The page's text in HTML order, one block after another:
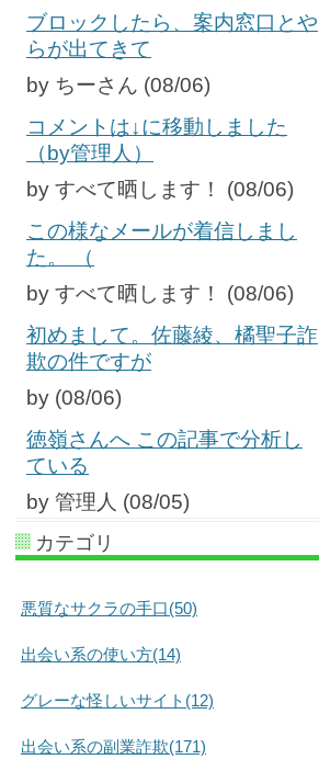
ブロックしたら、案内窓口とや
らが出てきて
by ちーさん (08/06)
コメントは↓に移動しました
（by管理人）
by すべて晒します！ (08/06)
この様なメールが着信しまし
た。 （
by すべて晒します！ (08/06)
初めまして。佐藤綾、橘聖子詐
欺の件ですが
by (08/06)
徳嶺さんへ この記事で分析し
ている
by 管理人 (08/05)
カテゴリ
悪質なサクラの手口(50)
出会い系の使い方(14)
グレーな怪しいサイト(12)
出会い系の副業詐欺(171)